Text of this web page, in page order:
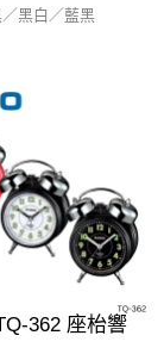
黑白／藍黑
362 座枱響